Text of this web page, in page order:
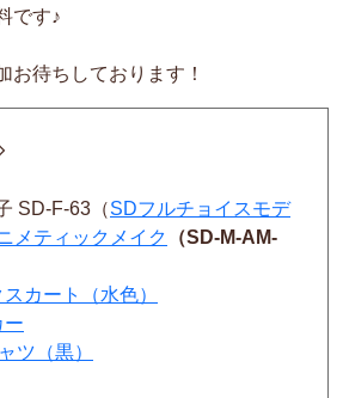
です♪
お待ちしております！
SD-F-63（SDフルチョイスモデ
メティックメイク
（SD-M-AM-
カート（水色）
ー
ツ（黒）